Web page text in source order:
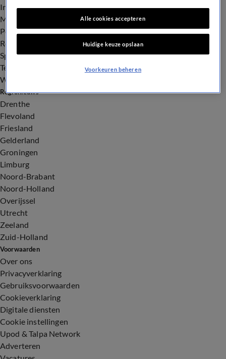
Infrastructuur
Milieu en Gezondheid
Politiek
Royalty
Sport
Tech
Weer
Regionieuws
Drenthe
Flevoland
Friesland
Gelderland
Groningen
Limburg
Noord-Brabant
Noord-Holland
Overijssel
Utrecht
Zeeland
Zuid-Holland
Voorwaarden
Over ons
Privacyverklaring
Gebruiksvoorwaarden
Cookieverklaring
Digitale diensten
Cookie instellingen
Upod & Talpa Network
Adverteren
Alle cookies accepteren
Huidige keuze opslaan
Voorkeuren beheren